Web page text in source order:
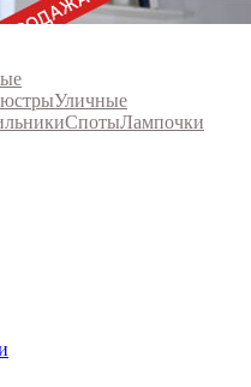
Уличные
СпотыЛампочки